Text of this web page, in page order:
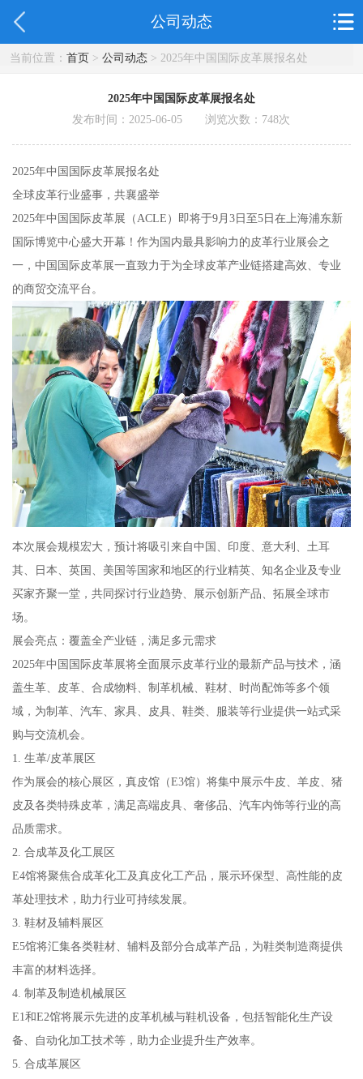
公司动态
当前位置： 首页> 公司动态> 2025年中国国际皮革展报名处
2025年中国国际皮革展报名处
发布时间：2025-06-05 浏览次数： 748次
2025年中国国际皮革展报名处
全球皮革行业盛事，共襄盛举
2025年中国国际皮革展（ACLE）即将于9月3日至5日在上海浦东新
国际博览中心盛大开幕！作为国内最具影响力的皮革行业展会之
一，中国国际皮革展一直致力于为全球皮革产业链搭建高效、专业
的商贸交流平台。
本次展会规模宏大，预计将吸引来自中国、印度、意大利、土耳
其、日本、英国、美国等国家和地区的行业精英、知名企业及专业
买家齐聚一堂，共同探讨行业趋势、展示创新产品、拓展全球市
场。
展会亮点：覆盖全产业链，满足多元需求
2025年中国国际皮革展将全面展示皮革行业的最新产品与技术，涵
盖生革、皮革、合成物料、制革机械、鞋材、时尚配饰等多个领
域，为制革、汽车、家具、皮具、鞋类、服装等行业提供一站式采
购与交流机会。
1. 生革/皮革展区
作为展会的核心展区，真皮馆（E3馆）将集中展示牛皮、羊皮、猪
皮及各类特殊皮革，满足高端皮具、奢侈品、汽车内饰等行业的高
品质需求。
2. 合成革及化工展区
E4馆将聚焦合成革化工及真皮化工产品，展示环保型、高性能的皮
革处理技术，助力行业可持续发展。
3. 鞋材及辅料展区
E5馆将汇集各类鞋材、辅料及部分合成革产品，为鞋类制造商提供
丰富的材料选择。
4. 制革及制造机械展区
E1和E2馆将展示先进的皮革机械与鞋机设备，包括智能化生产设
备、自动化加工技术等，助力企业提升生产效率。
5. 合成革展区